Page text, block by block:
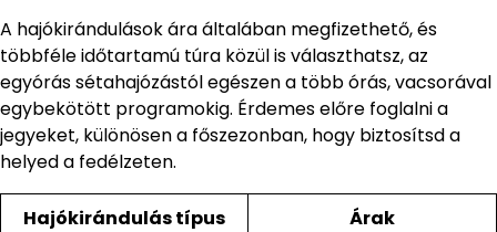
A hajókirándulások ára általában megfizethető, és
többféle időtartamú túra közül is választhatsz, az
egyórás sétahajózástól egészen a több órás, vacsorával
egybekötött programokig. Érdemes előre foglalni a
jegyeket, különösen a főszezonban, hogy biztosítsd a
helyed a fedélzeten.
Hajókirándulás típus Árak